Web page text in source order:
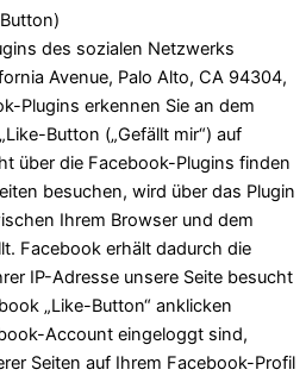
des sozialen Netzwerks
Avenue, Palo Alto, CA 94304,
Plugins erkennen Sie an dem
Button („Gefällt mir“) auf
über die Facebook-Plugins finden
besuchen, wird über das Plugin
Ihrem Browser und dem
Facebook erhält dadurch die
IP-Adresse unsere Seite besucht
„Like-Button“ anklicken
Account eingeloggt sind,
Seiten auf Ihrem Facebook-Profil